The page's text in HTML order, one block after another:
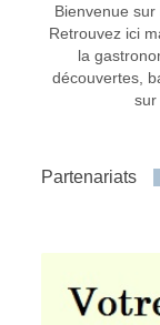
Bienvenue
Retrouvez ici
la
découvertes,
sur
Partenariats